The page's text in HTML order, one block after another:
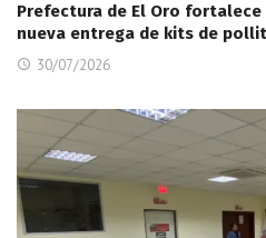
Prefectura de El Oro
nueva entrega de kits de
30/07/2026